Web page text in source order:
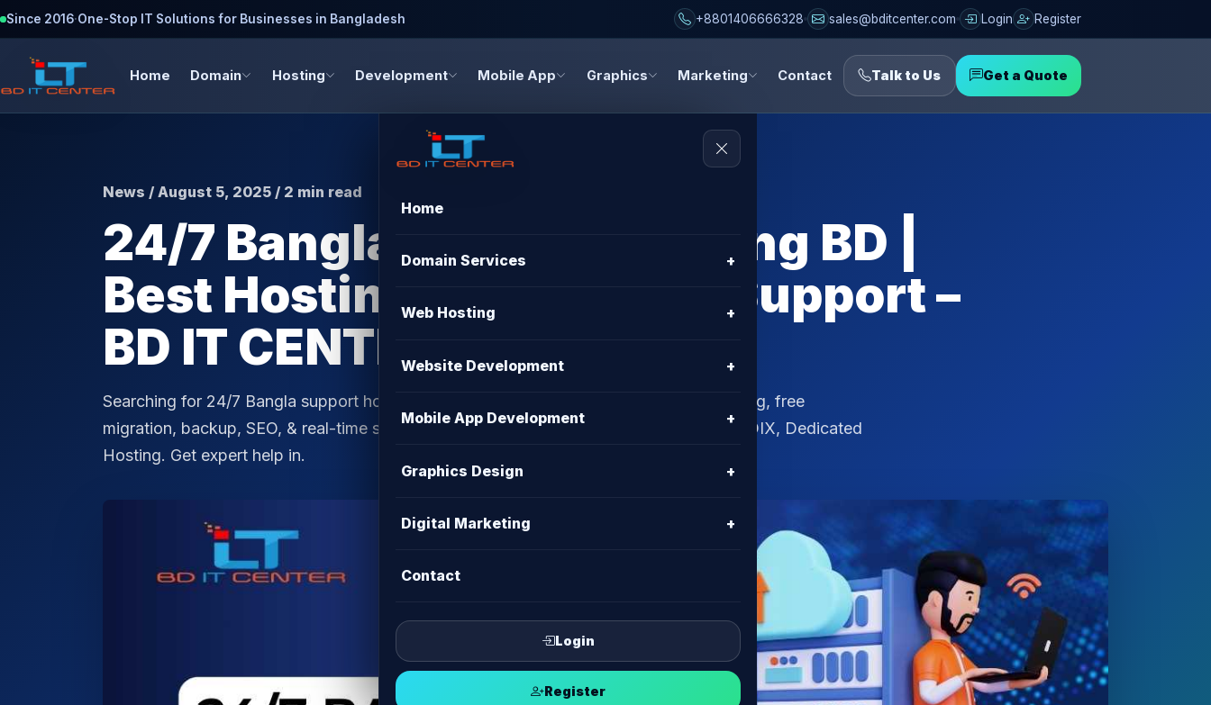
Since 2016·One-Stop IT Solutions for Businesses in Bangladesh +8801406666328 sales@bditcenter.com Login Register
Home Domain Hosting Development Mobile App Graphics Marketing Contact Talk to Us Get a Quote
Home
Domain Services +
Web Hosting +
Website Development +
Mobile App Development +
Graphics Design +
Digital Marketing +
Contact
Login
Register
News / August 5, 2025 / 2 min read
24/7 Bangla Support Hosting BD |
Best Hosting with Bangla Support –
BD IT CENTER
Searching for 24/7 Bangla support hosting in Bangladesh? Enjoy hassle-free web hosting, free
migration, backup, SEO, & real-time support from BD IT CENTER. Best Shared, VPS, BDIX, Dedicated
Hosting. Get expert help in.